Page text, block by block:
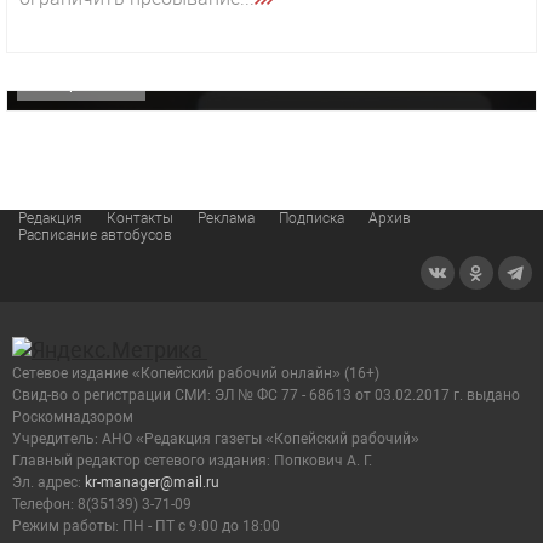
«Звезда» Метрана стала главным героем нового
Редакция Контакты Реклама Подписка
Архив
Расписание автобусов
Сетевое издание «Копейский рабочий онлайн» (16+)
Cвид-во о регистрации СМИ: ЭЛ № ФС 77 - 68613 от 03.02.2017 г. выдано
Роскомнадзором
Учредитель: АНО «Редакция газеты «Копейский рабочий»
Главный редактор сетевого издания: Попкович А. Г.
Эл. адрес: kr-manager@mail.ru
Телефон: 8(35139) 3-71-09
Режим работы: ПН - ПТ с 9:00 до 18:00